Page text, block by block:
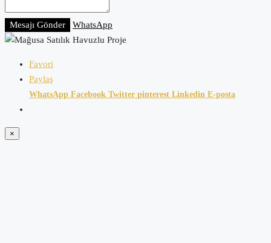
Mesajı Gönder WhatsApp
Favori
Paylaş
WhatsApp Facebook Twitter pinterest Linkedin E-posta
×